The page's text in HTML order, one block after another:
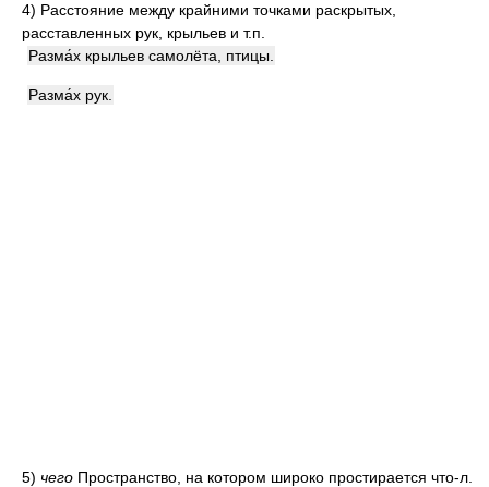
4) Расстояние между крайними точками раскрытых,
расставленных рук, крыльев и т.п.
Разма́х крыльев самолёта, птицы.
Разма́х рук.
5) чего Пространство, на котором широко простирается что-л.